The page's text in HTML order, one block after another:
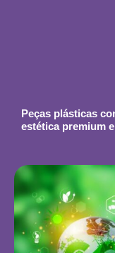
Peças plásticas
estética premium